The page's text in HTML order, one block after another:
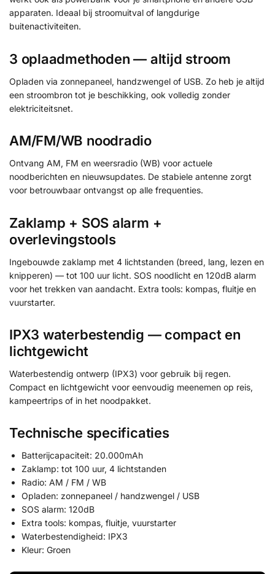
apparaten. Ideaal bij stroomuitval of langdurige
buitenactiviteiten.
3 oplaadmethoden — altijd stroom
Opladen via zonnepaneel, handzwengel of USB. Zo heb je altijd
een stroombron tot je beschikking, ook volledig zonder
elektriciteitsnet.
AM/FM/WB noodradio
Ontvang AM, FM en weersradio (WB) voor actuele
noodberichten en nieuwsupdates. De stabiele antenne zorgt
voor betrouwbaar ontvangst op alle frequenties.
Zaklamp + SOS alarm +
overlevingstools
Ingebouwde zaklamp met 4 lichtstanden (breed, lang, lezen en
knipperen) — tot 100 uur licht. SOS noodlicht en 120dB alarm
voor het trekken van aandacht. Extra tools: kompas, fluitje en
vuurstarter.
IPX3 waterbestendig — compact en
lichtgewicht
Waterbestendig ontwerp (IPX3) voor gebruik bij regen.
Compact en lichtgewicht voor eenvoudig meenemen op reis,
kampeertrips of in het noodpakket.
Technische specificaties
Batterijcapaciteit: 20.000mAh
Zaklamp: tot 100 uur, 4 lichtstanden
Radio: AM / FM / WB
Opladen: zonnepaneel / handzwengel / USB
SOS alarm: 120dB
Extra tools: kompas, fluitje, vuurstarter
Waterbestendigheid: IPX3
Kleur: Groen